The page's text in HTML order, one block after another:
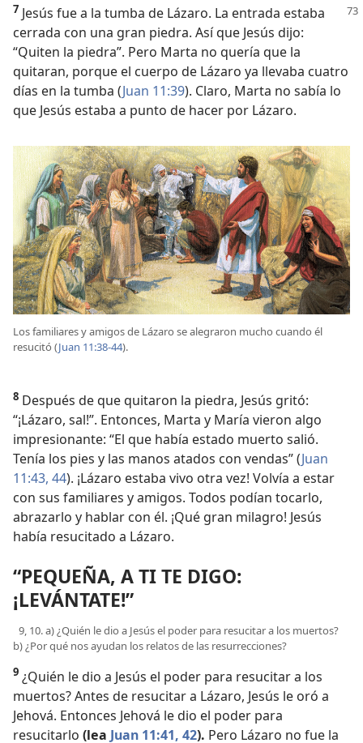
7 Jesús fue a la tumba de Lázaro. La entrada estaba
cerrada con una gran piedra. Así que Jesús dijo:
“Quiten la piedra”. Pero Marta no quería que la
quitaran, porque el cuerpo de Lázaro ya llevaba cuatro
días en la tumba (Juan 11:39). Claro, Marta no sabía lo
que Jesús estaba a punto de hacer por Lázaro.
Los familiares y amigos de Lázaro se alegraron mucho cuando él
resucitó (Juan 11:38-44).
8 Después de que quitaron la piedra, Jesús gritó:
“¡Lázaro, sal!”. Entonces, Marta y María vieron algo
impresionante: “El que había estado muerto salió.
Tenía los pies y las manos atados con vendas” (Juan
11:43, 44). ¡Lázaro estaba vivo otra vez! Volvía a estar
con sus familiares y amigos. Todos podían tocarlo,
abrazarlo y hablar con él. ¡Qué gran milagro! Jesús
había resucitado a Lázaro.
“PEQUEÑA, A TI TE DIGO:
¡LEVÁNTATE!”
9, 10. a) ¿Quién le dio a Jesús el poder para resucitar a los muertos?
b) ¿Por qué nos ayudan los relatos de las resurrecciones?
9 ¿Quién le dio a Jesús el poder para resucitar a los
muertos? Antes de resucitar a Lázaro, Jesús le oró a
Jehová. Entonces Jehová le dio el poder para
resucitarlo (lea Juan 11:41, 42). Pero Lázaro no fue la